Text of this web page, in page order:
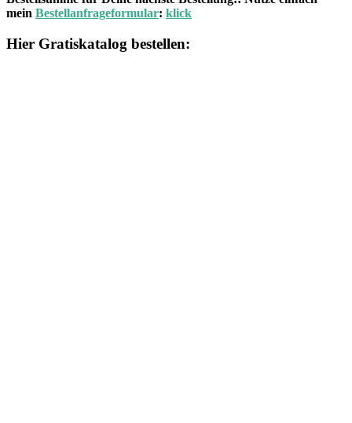
mein Bestellanfrageformular: klick
Hier Gratiskatalog bestellen: